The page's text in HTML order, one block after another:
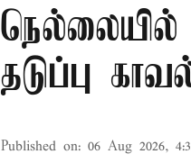
தடுப்பு
Published on: 06 Aug 2026,